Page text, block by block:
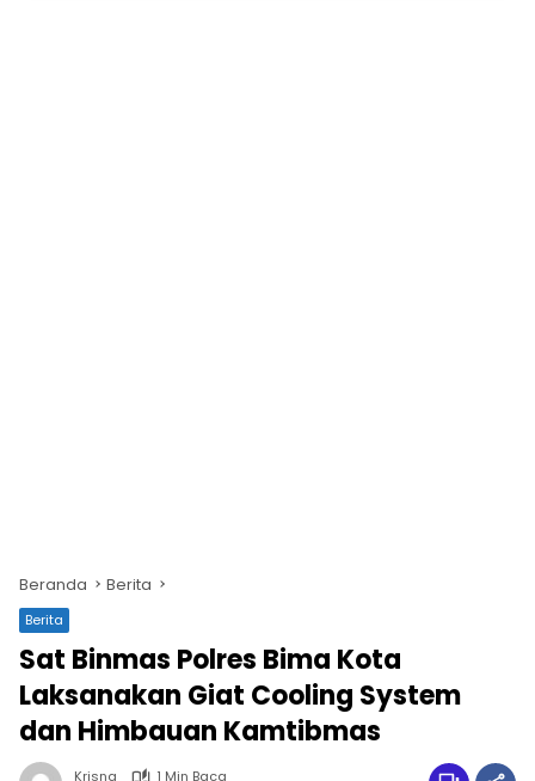
Beranda Berita
Berita
Sat Binmas Polres Bima Kota
Laksanakan Giat Cooling System
dan Himbauan Kamtibmas
Krisna
1 Min Baca